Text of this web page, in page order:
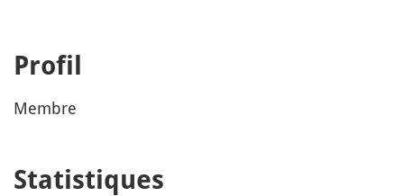
Profil
Membre
Statistiques